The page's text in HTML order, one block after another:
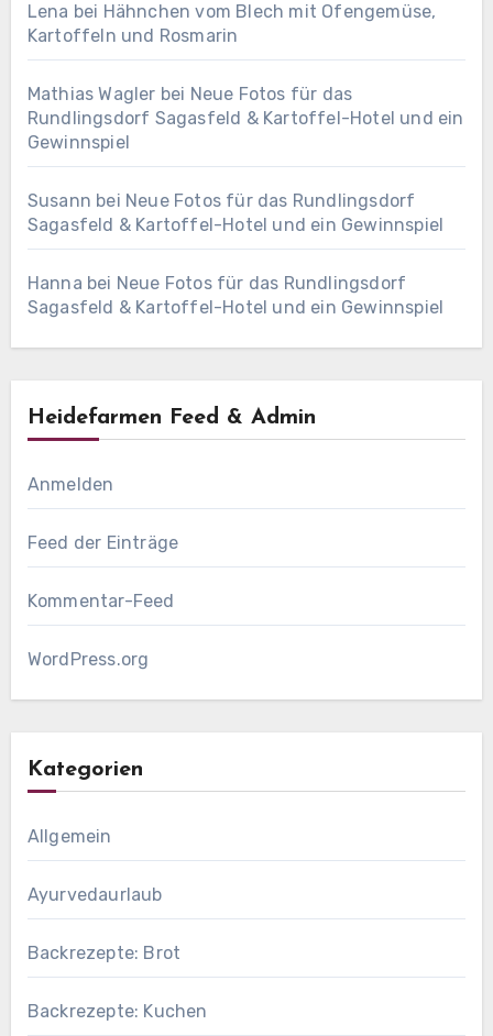
Lena bei Hähnchen vom Blech mit Ofengemüse,
Kartoffeln und Rosmarin
Mathias Wagler bei Neue Fotos für das
Rundlingsdorf Sagasfeld & Kartoffel-Hotel und ein
Gewinnspiel
Susann bei Neue Fotos für das Rundlingsdorf
Sagasfeld & Kartoffel-Hotel und ein Gewinnspiel
Hanna bei Neue Fotos für das Rundlingsdorf
Sagasfeld & Kartoffel-Hotel und ein Gewinnspiel
Heidefarmen Feed & Admin
Anmelden
Feed der Einträge
Kommentar-Feed
WordPress.org
Kategorien
Allgemein
Ayurvedaurlaub
Backrezepte: Brot
Backrezepte: Kuchen